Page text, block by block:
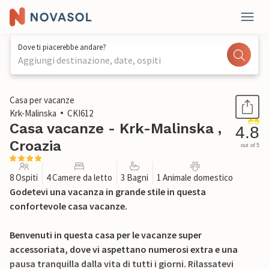
Dove ti piacerebbe andare?
Aggiungi destinazione, date, ospiti
1 / 38
Casa per vacanze
Krk-Malinska
CKI612
Casa vacanze - Krk-Malinska ,
Croazia
4.8
out of 5
8 Ospiti 4 Camere da letto 3 Bagni 1 Animale domestico
Godetevi una vacanza in grande stile in questa
confortevole casa vacanze.
Benvenuti in questa casa per le vacanze super
accessoriata, dove vi aspettano numerosi extra e una
pausa tranquilla dalla vita di tutti i giorni. Rilassatevi